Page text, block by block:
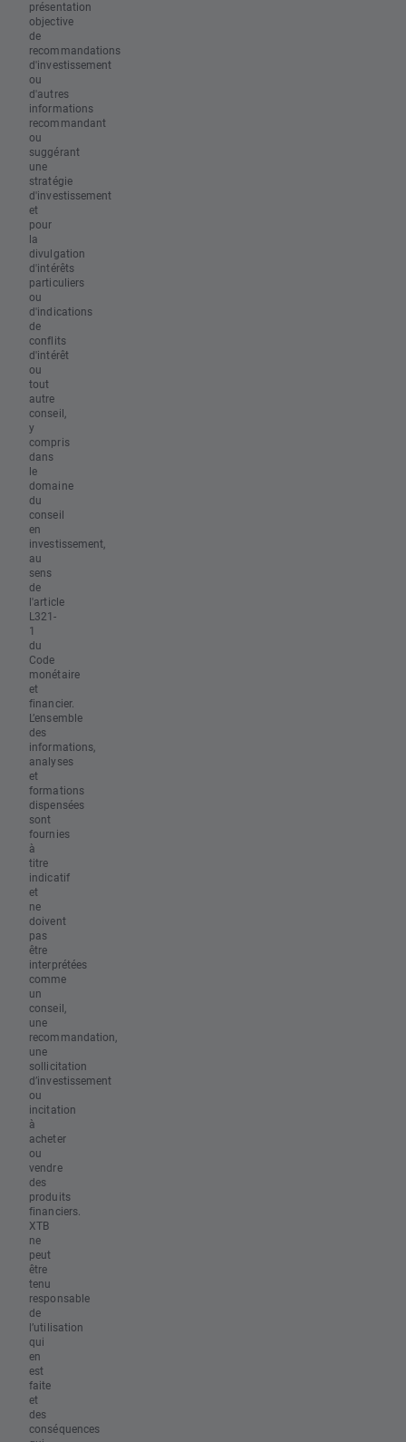
présentation
objective
de
recommandations
d'investissement
ou
d'autres
informations
recommandant
ou
suggérant
une
stratégie
d'investissement
et
pour
la
divulgation
d'intérêts
particuliers
ou
d'indications
de
conflits
d'intérêt
ou
tout
autre
conseil,
y
compris
dans
le
domaine
du
conseil
en
investissement,
au
sens
de
l'article
L321-
1
du
Code
monétaire
et
financier.
L’ensemble
des
informations,
analyses
et
formations
dispensées
sont
fournies
à
titre
indicatif
et
ne
doivent
pas
être
interprétées
comme
un
conseil,
une
recommandation,
une
sollicitation
d’investissement
ou
incitation
à
acheter
ou
vendre
des
produits
financiers.
XTB
ne
peut
être
tenu
responsable
de
l’utilisation
qui
en
est
faite
et
des
conséquences